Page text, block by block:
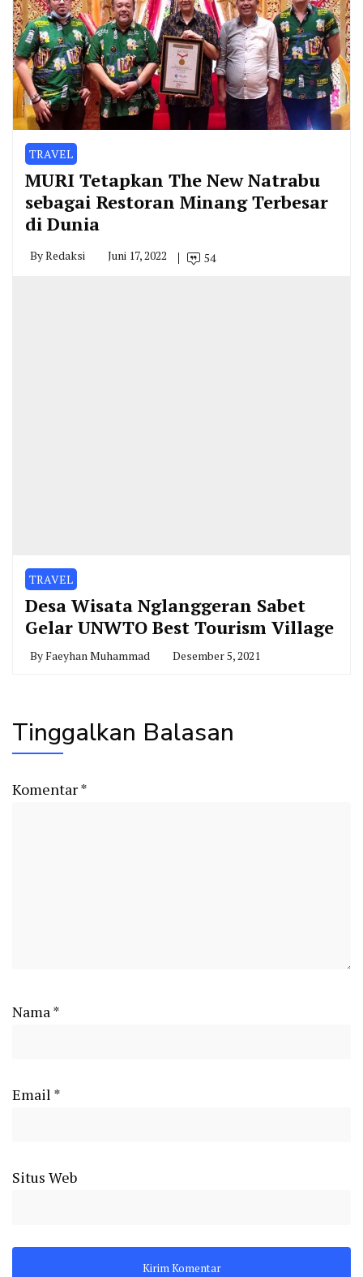
TRAVEL
MURI Tetapkan The New Natrabu
sebagai Restoran Minang Terbesar
di Dunia
ByRedaksi Juni 17, 2022 54
TRAVEL
Desa Wisata Nglanggeran Sabet
Gelar UNWTO Best Tourism Village
ByFaeyhan Muhammad Desember 5, 2021
Tinggalkan Balasan
Komentar*
Nama *
Email *
Situs Web